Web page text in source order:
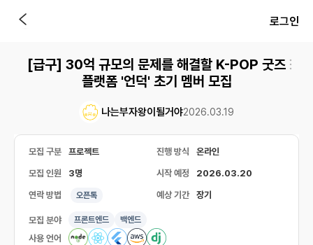
로그인
[급구] 30억 규모의 문제를 해결할 K-POP 굿즈
플랫폼 '언덕' 초기 멤버 모집
나는부자왕이될거야2026.03.19
모집 구분 프로젝트 진행 방식 온라인
모집 인원 3명 시작 예정 2026.03.20
연락 방법 오픈톡 예상 기간 장기
모집 분야 프론트엔드 백엔드
사용 언어